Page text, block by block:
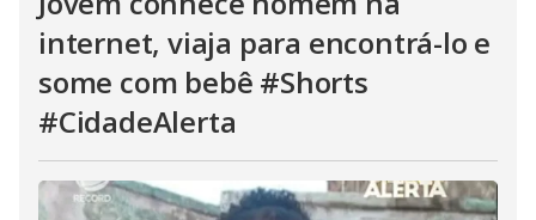
internet, viaja para encontrá-lo e
some com bebê #Shorts
#CidadeAlerta